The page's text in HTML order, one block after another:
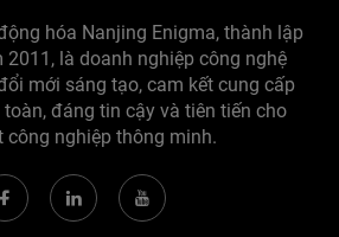
hóa Nanjing Enigma, thành lập
là doanh nghiệp công nghệ
mới sáng tạo, cam kết cung cấp
đáng tin cậy và tiên tiến cho
công nghiệp thông minh.